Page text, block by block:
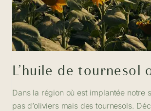
L’huile de tournesol
Dans la région où est implantée notre
pas d’oliviers mais des tournesols.